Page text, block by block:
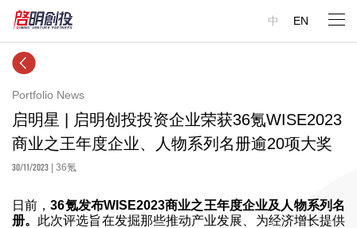
中 EN
Portfolio News
启明星 | 启明创投投资企业荣获36氪WISE2023
商业之王年度企业、人物系列名册逾20项大奖
30/11/2023 | 36氪
日前，36氪发布WISE2023商业之王年度企业及 人物系列名
册。 此次评选旨在发掘那些推动产业发展、为经济增长提供